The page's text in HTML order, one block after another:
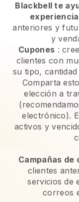
Blackbell te
experiencia
anteriores y
y
Cupones :
clientes con
su tipo,
Comparta
elección a
electrónico).
activos y
Campañas
clientes
servicios de
correos